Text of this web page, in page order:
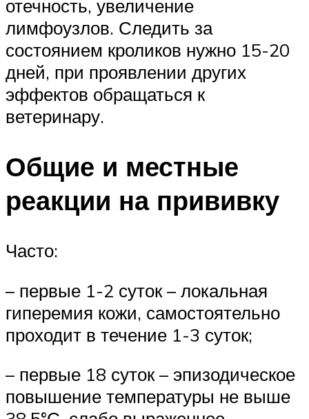
отечность, увеличение
лимфоузлов. Следить за
состоянием кроликов нужно 15-20
дней, при проявлении других
эффектов обращаться к
ветеринару.
Общие и местные
реакции на прививку
Часто:
– первые 1-2 суток – локальная
гиперемия кожи, самостоятельно
проходит в течение 1-3 суток;
– первые 18 суток – эпизодическое
повышение температуры не выше